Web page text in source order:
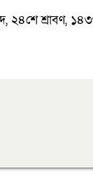
২৪শে শ্রাবণ,